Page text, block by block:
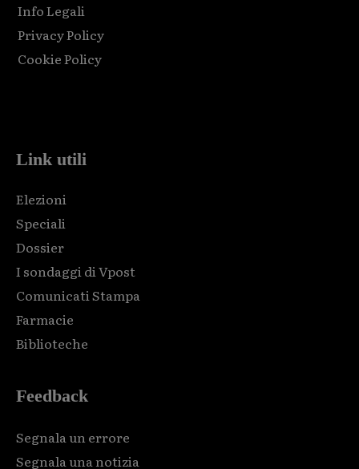
Info Legali
Privacy Policy
Cookie Policy
Link utili
Elezioni
Speciali
Dossier
I sondaggi di Vpost
Comunicati Stampa
Farmacie
Biblioteche
Feedback
Segnala un errore
Segnala una notizia